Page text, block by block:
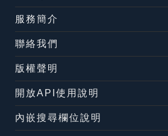
服務簡介
聯絡我們
版權聲明
開放API使用說明
內嵌搜尋欄位說明